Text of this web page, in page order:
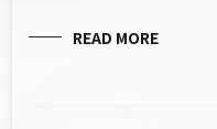
READ MORE